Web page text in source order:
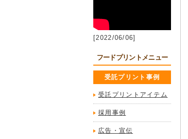
[2022/06/06]
フードプリントメニュー
受託プリント事例
受託プリントアイテム
採用事例
広告・宣伝